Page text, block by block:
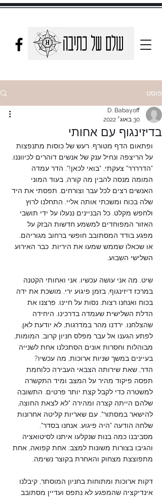
פוסט
בדיזינגוף עם אחותי
D. Babayoff
30 באוג׳ 2022
ופתאום הדף מטורף. רעש של כוסות מתנפצות
על הריצפה ונחיל ענק של אנשים דוהרים לכיווננו.
"הדרררר" צעקתי, "בואי לכאן!". הדר עמדה
המומה מנסה להבין מה קורה, בעוד המוני
האנשים רצים לכל עבר וצורחים. תפסתי את היד
שלה בכוח ומשכתי אותה אליי. התחלנו לרוץ
ולחפש מקלט. כל הבניינים ננעלו על ידי תושבי
האזור המפוחדים למשמע חדשות הבזק על
מפגע בודד המסתובב חופשי ברחוב מגוריהם.
או שכאלו שממש שמעו את היריות. כבר האירוע
השלישי השבוע.
שיט. מה אני עושה עכשיו. אני ואחותי הקטנה
במרכז דיזינגוף, בזמן פיגוע ירי. מושכת את ידה
בכוח ואנחנו רצות. נסות על חיינו. פרצנו את
הדלת השלישית שעמדה בדרכינו. היחידה
שהצלחנו. ירדנו מהר במדרגות, לא יודעת לאן.
לפתע הגענו אל עבר מפלס חניון קרוב. המומות,
מבוהלות וחסרות אונים הסתכלנו אחת לשנייה
בעיינים במשך שניות ארוכות, מה עכשיו?
הדר, שאת שירותה הצבאי העבירה כלוחמת
תפסה פיקוד מהיר על המצב ומיד התקשרה
למשטרה כדי לקבל קצת יותר פרטים. התשובה
שלהם הייתה קצרה ומהירה "לא לצאת החוצה,
להישאר במסתור". עם שאריות קליטה אחרונות
שלחה הודעה "היה פיגוע. אנחנו בסדר".
מסביבנו כמה בנות שנקלעו איתנו לסיטואציה
והגיבו בצורות משונות למצב: אחת קפואה, אחת
מתפוצצת מצחוק והאחרת בקוצר נשימה.
דקות ארוכות ומתוחות בחניון המוסתר, קיבלנו
אינדיקציה שהמפגע לא נתפס ועדיין מסתובב